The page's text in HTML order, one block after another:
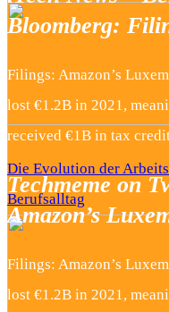
Die Evolution der
Berufsalltag
Bloomberg:
Filings: Amazon’s
lost €1.2B in 2021,
received €1B in tax
Techmeme on
Amazon’s
Filings: Amazon’s
lost €1.2B in 2021,